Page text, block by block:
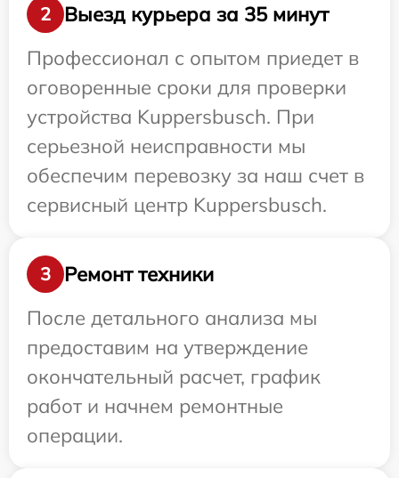
2
Выезд курьера за 35 минут
Профессионал с опытом приедет в
оговоренные сроки для проверки
устройства Kuppersbusch. При
серьезной неисправности мы
обеспечим перевозку за наш счет в
сервисный центр Kuppersbusch.
3
Ремонт техники
После детального анализа мы
предоставим на утверждение
окончательный расчет, график
работ и начнем ремонтные
операции.